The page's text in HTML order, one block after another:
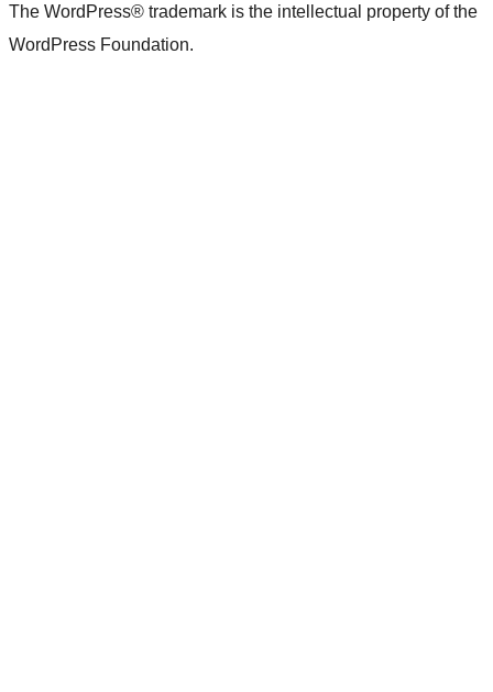
The WordPress® trademark is the intellectual property of the
WordPress Foundation.